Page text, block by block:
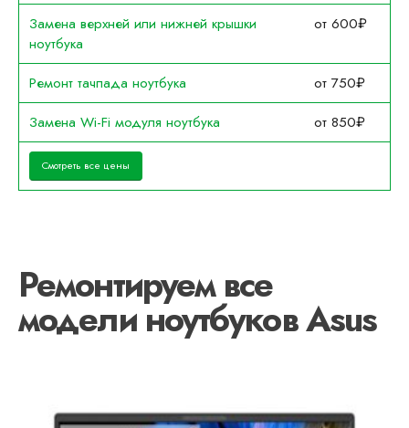
Замена верхней или нижней крышки
ноутбука
от 600₽
Ремонт тачпада ноутбука
от 750₽
Замена Wi-Fi модуля ноутбука
от 850₽
Смотреть все цены
Ремонтируем все
модели ноутбуков Asus